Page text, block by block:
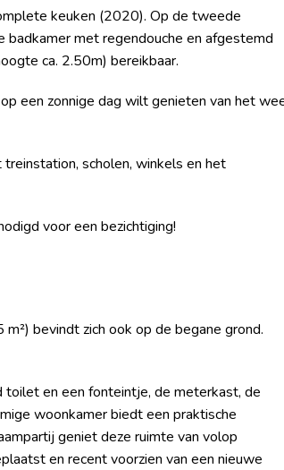
keuken (2020). Op de tweede
met regendouche en afgestemd
ca. 2.50m) bereikbaar.
een zonnige dag wilt genieten van het
scholen, winkels en het
voor een bezichtiging!
bevindt zich ook op de begane grond.
en een fonteintje, de meterkast, de
woonkamer biedt een praktische
geniet deze ruimte van volop
en recent voorzien van een nieuwe